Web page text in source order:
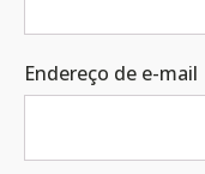
Endereço de e-mail